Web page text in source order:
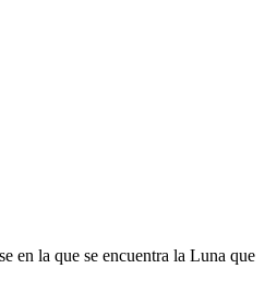
en la que se encuentra la Luna que